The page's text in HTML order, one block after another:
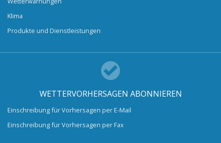
Klima
Produkte und Dienstleistungen
WETTERVORHERSAGEN ABONNIEREN
Einschreibung für Vorhersagen per E-Mail
Einschreibung für Vorhersagen per Fax